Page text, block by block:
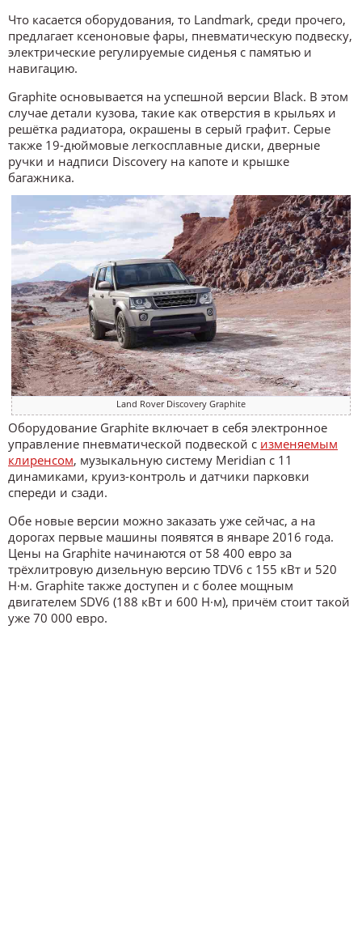
Что касается оборудования, то Landmark, среди прочего,
предлагает ксеноновые фары, пневматическую подвеску,
электрические регулируемые сиденья с памятью и
навигацию.
Graphite основывается на успешной версии Black. В этом
случае детали кузова, такие как отверстия в крыльях и
решётка радиатора, окрашены в серый графит. Серые
также 19-дюймовые легкосплавные диски, дверные
ручки и надписи Discovery на капоте и крышке
багажника.
Land Rover Discovery Graphite
Оборудование Graphite включает в себя электронное
управление пневматической подвеской с изменяемым
клиренсом, музыкальную систему Meridian с 11
динамиками, круиз-контроль и датчики парковки
спереди и сзади.
Обе новые версии можно заказать уже сейчас, а на
дорогах первые машины появятся в январе 2016 года.
Цены на Graphite начинаются от 58 400 евро за
трёхлитровую дизельную версию TDV6 с 155 кВт и 520
Н·м. Graphite также доступен и с более мощным
двигателем SDV6 (188 кВт и 600 Н·м), причём стоит такой
уже 70 000 евро.